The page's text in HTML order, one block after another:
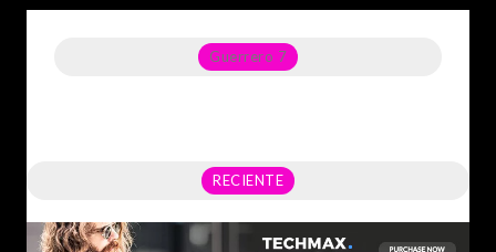
Guerrero 7
RECIENTE